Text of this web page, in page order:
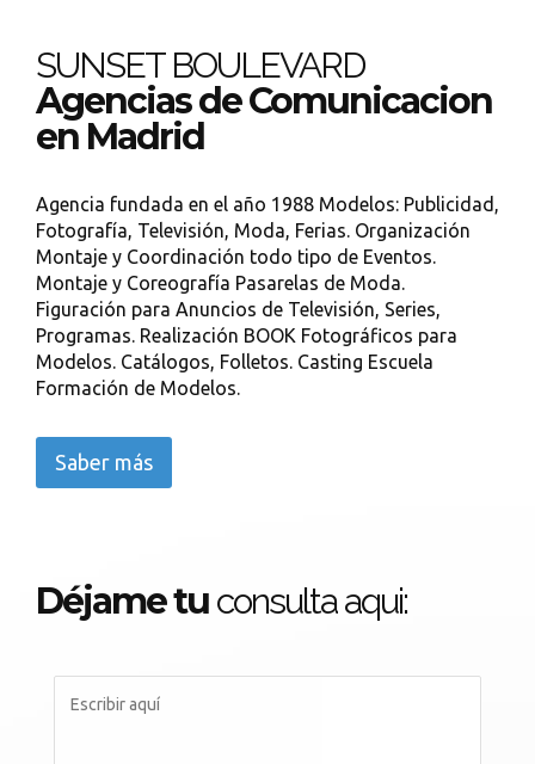
SUNSET BOULEVARD
Agencias de Comunicacion
en Madrid
Agencia fundada en el año 1988 Modelos: Publicidad,
Fotografía, Televisión, Moda, Ferias. Organización
Montaje y Coordinación todo tipo de Eventos.
Montaje y Coreografía Pasarelas de Moda.
Figuración para Anuncios de Televisión, Series,
Programas. Realización BOOK Fotográficos para
Modelos. Catálogos, Folletos. Casting Escuela
Formación de Modelos.
Saber más
Déjame tu consulta aqui: